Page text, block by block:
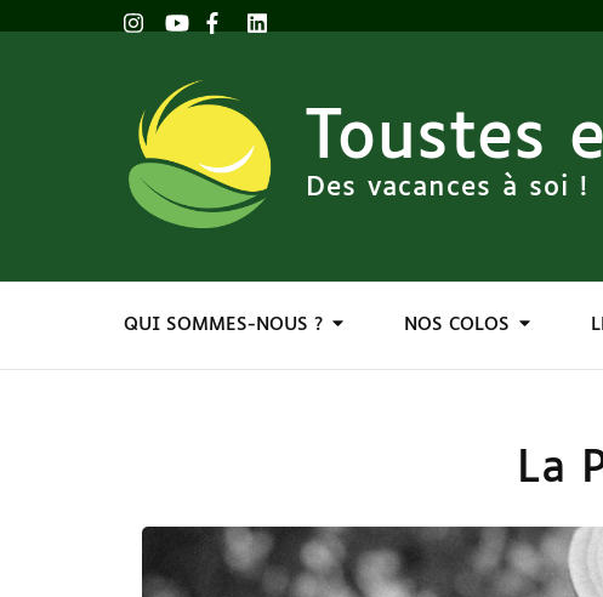
Toustes
Des vacances à soi !
QUI SOMMES-NOUS ? NOS COLOS
La